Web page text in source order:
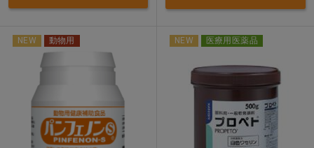
NEW 動物用 NEW 医療用医薬品